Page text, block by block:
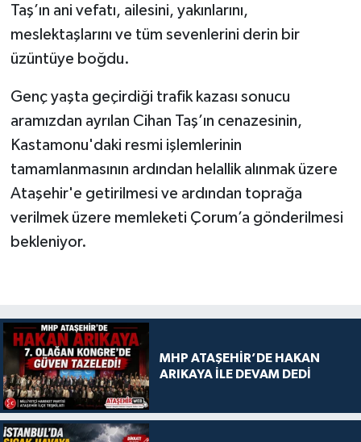
Taş’ın ani vefatı, ailesini, yakınlarını,
meslektaşlarını ve tüm sevenlerini derin bir
üzüntüye boğdu.
Genç yaşta geçirdiği trafik kazası sonucu
aramızdan ayrılan Cihan Taş’ın cenazesinin,
Kastamonu'daki resmi işlemlerinin
tamamlanmasının ardından helallik alınmak üzere
Ataşehir'e getirilmesi ve ardından toprağa
verilmek üzere memleketi Çorum’a gönderilmesi
bekleniyor.
MHP ATAŞEHİR’DE HAKAN
ARIKAYA İLE DEVAM DEDİ